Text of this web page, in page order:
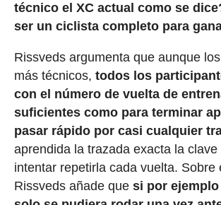
técnico el XC actual como se
ser un ciclista completo para
Rissveds argumenta que aunque
más técnicos, todos los
con el número de vuelta de
suficientes como para terminar
pasar rápido por casi cualquier
aprendida la trazada exacta la clave
intentar repetirla cada vuelta. Sobre
Rissveds añade que si por